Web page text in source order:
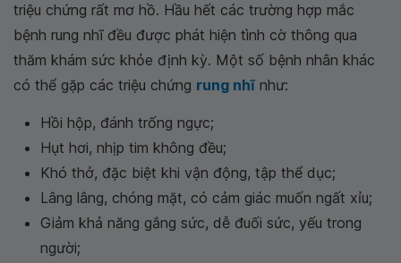
triệu chứng rất mơ hồ. Hầu hết các trường hợp mắc
bệnh rung nhĩ đều được phát hiện tình cờ thông qua
thăm khám sức khỏe định kỳ. Một số bệnh nhân khác
có thể gặp các triệu chứng rung nhĩ như:
Hồi hộp, đánh trống ngực;
Hụt hơi, nhịp tim không đều;
Khó thở, đặc biệt khi vận động, tập thể dục;
Lâng lâng, chóng mặt, có cảm giác muốn ngất xỉu;
Giảm khả năng gắng sức, dễ đuối sức, yếu trong
người;